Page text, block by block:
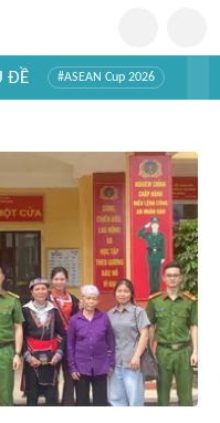
ĐỀ #ASEAN Cup 2026